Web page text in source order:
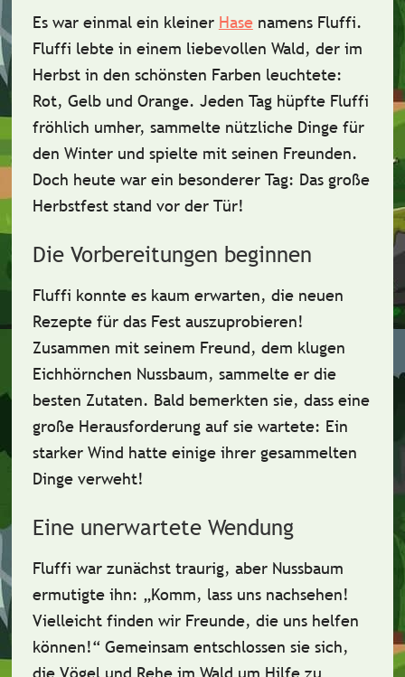
Es war einmal ein kleiner Hasenamens Fluffi.
Fluffi lebte in einem liebevollen Wald, der im
Herbstin den schönsten Farben leuchtete:
Rot, Gelb und Orange. Jeden Tag hüpfte Fluffi
fröhlich umher, sammelte nützliche Dingefür
den Winter und spielte mit seinen Freunden.
Doch heute war ein besonderer Tag: Das große
Herbstfest stand vor der Tür!
Die Vorbereitungen beginnen
Fluffi konnte es kaum erwarten, die neuen
Rezeptefür das Fest auszuprobieren!
Zusammen mit seinem Freund, dem klugen
Eichhörnchen Nussbaum, sammelte er die
besten Zutaten. Bald bemerkten sie, dass eine
große Herausforderungauf sie wartete: Ein
starker Wind hatte einige ihrer gesammelten
Dinge verweht!
Eine unerwartete Wendung
Fluffi war zunächst traurig, aber Nussbaum
ermutigte ihn: „Komm, lass uns nachsehen!
Vielleicht finden wir Freunde, die uns helfen
können!“ Gemeinsam entschlossen sie sich,